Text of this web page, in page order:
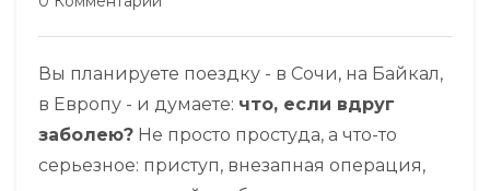
Вы планируете поездку - в Сочи, на Байкал,
в Европу - и думаете: что, если вдруг
заболею? Не просто простуда, а что-то
серьезное: приступ, внезапная операция,